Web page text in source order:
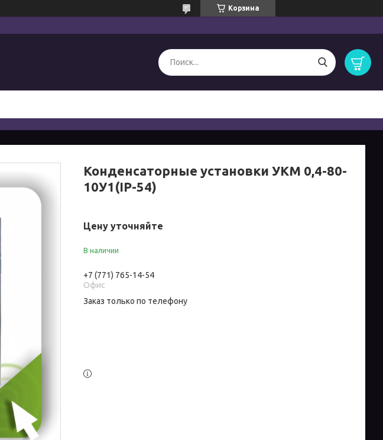
Корзина
Конденсаторные установки УКМ 0,4-80-
10У1(IP-54)
Цену уточняйте
В наличии
+7 (771) 765-14-54
Офис
Заказ только по телефону